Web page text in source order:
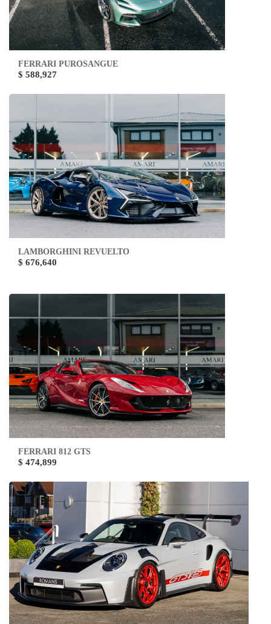
FERRARI PUROSANGUE
$ 588,927
LAMBORGHINI REVUELTO
$ 676,640
FERRARI 812 GTS
$ 474,899